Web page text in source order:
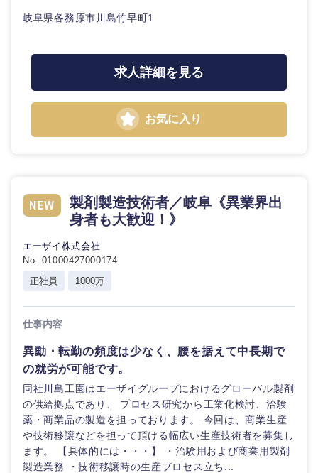
滋賀県 京都府
奈良県
岐阜県各務原市川島竹早町1
求人詳細を見る
お気に入り
製剤製造技術者／岐阜《異業界出
身者も大歓迎！》
エーザイ株式会社
No. 01000427000174
正社員
1000万
仕事内容
異動・転勤の頻度は少なく、腰を据えて中長期で
の就労が可能です。
同社川島工園はエーザイグループにおけるグローバル製剤
の供給拠点であり、 プロセス研究から工業化検討、治験
薬・商業品の製造を担っております。 今回は、商業生産
や技術移譲などを担って頂ける幅広い生産技術者を募集し
ます。 【具体的には・・・】 ・治験用および商業用製剤
製造業務 ・技術移譲時の生産プロセス立ち...